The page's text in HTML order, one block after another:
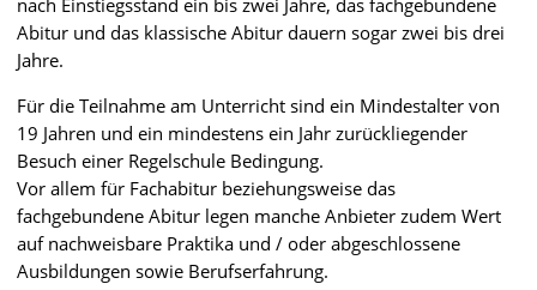
Abitur und das klassische Abitur dauern sogar zwei bis drei
Jahre.
Für die Teilnahme am Unterricht sind ein Mindestalter von
19 Jahren und ein mindestens ein Jahr zurückliegender
Besuch einer Regelschule Bedingung.
Vor allem für Fachabitur beziehungsweise das
fachgebundene Abitur legen manche Anbieter zudem Wert
auf nachweisbare Praktika und / oder abgeschlossene
Ausbildungen sowie Berufserfahrung.